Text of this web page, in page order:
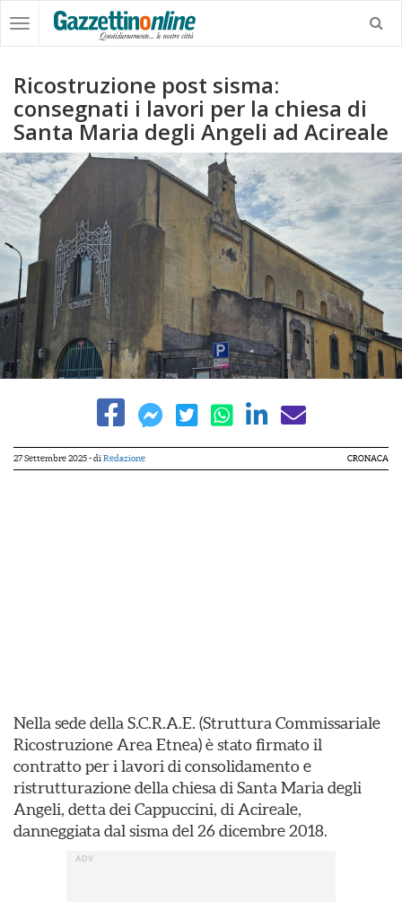
Ricostruzione post sisma:
consegnati i lavori per la chiesa di
Santa Maria degli Angeli ad Acireale
27 Settembre 2025- di Redazione CRONACA
Nella sede della S.C.R.A.E. (Struttura Commissariale
Ricostruzione Area Etnea) è stato firmato il
contratto per i lavori di consolidamento e
ristrutturazione della chiesa di Santa Maria degli
Angeli, detta dei Cappuccini, di Acireale,
danneggiata dal sisma del 26 dicembre 2018.